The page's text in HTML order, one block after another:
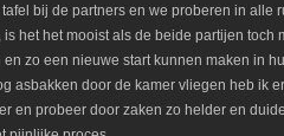
bij de partners en we proberen in alle
is het het mooist als de beide partijen
zo een nieuwe start kunnen maken in
asbakken door de kamer vliegen heb ik
en probeer door zaken zo helder en